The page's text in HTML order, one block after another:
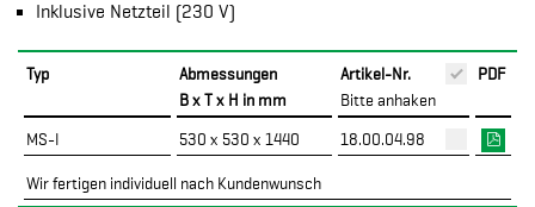
Inklusive Netzteil (230 V)
Typ
Abmessungen
B x T x H in mm
Artikel-Nr.
Bitte anhaken
PDF
MS-I 530 x 530 x 1440 18.00.04.98
Wir fertigen individuell nach Kundenwunsch